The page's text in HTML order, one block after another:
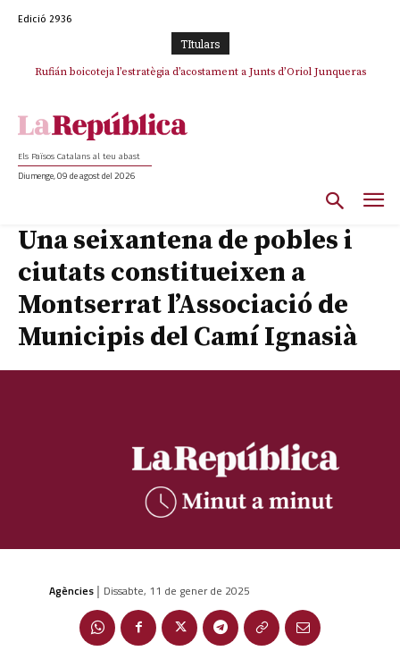
Edició 2936
TItulars
Rufián boicoteja l’estratègia d’acostament a Junts d’Oriol Junqueras
Rufián dinamita la unitat independentista amb un atac frontal al retorn
Els Països Catalans al teu abast
Diumenge, 09 de agost del 2026
Una seixantena de pobles i
ciutats constitueixen a
Montserrat l’Associació de
Municipis del Camí Ignasià
Agències | Dissabte, 11 de gener de 2025